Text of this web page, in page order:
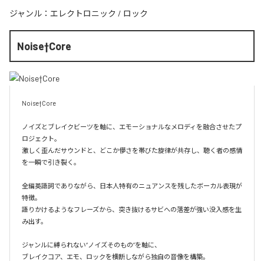
ジャンル： エレクトロニック / ロック
Noise†Core
Noise†Core
ノイズとブレイクビーツを軸に、エモーショナルなメロディを融合させたプ
ロジェクト。
激しく歪んだサウンドと、どこか儚さを帯びた旋律が共存し、聴く者の感情
を一瞬で引き裂く。
全編英語詞でありながら、日本人特有のニュアンスを残したボーカル表現が
特徴。
語りかけるようなフレーズから、突き抜けるサビへの落差が強い没入感を生
み出す。
ジャンルに縛られない“ノイズそのもの”を軸に、
ブレイクコア、エモ、ロックを横断しながら独自の音像を構築。